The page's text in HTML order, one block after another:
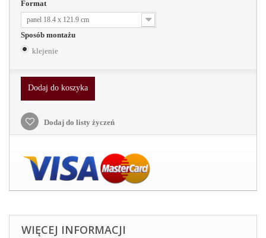
Format
panel 18.4 x 121.9 cm
Sposób montażu
klejenie
Dodaj do koszyka
Dodaj do listy życzeń
WIĘCEJ INFORMACJI